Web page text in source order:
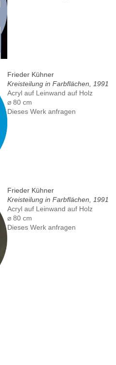
Frieder Kühner
Kreisteilung in Farbflächen, 1991
Acryl auf Leinwand auf Holz
⌀ 80 cm
Dieses Werk anfragen
Frieder Kühner
Kreisteilung in Farbflächen, 1991
Acryl auf Leinwand auf Holz
⌀ 80 cm
Dieses Werk anfragen